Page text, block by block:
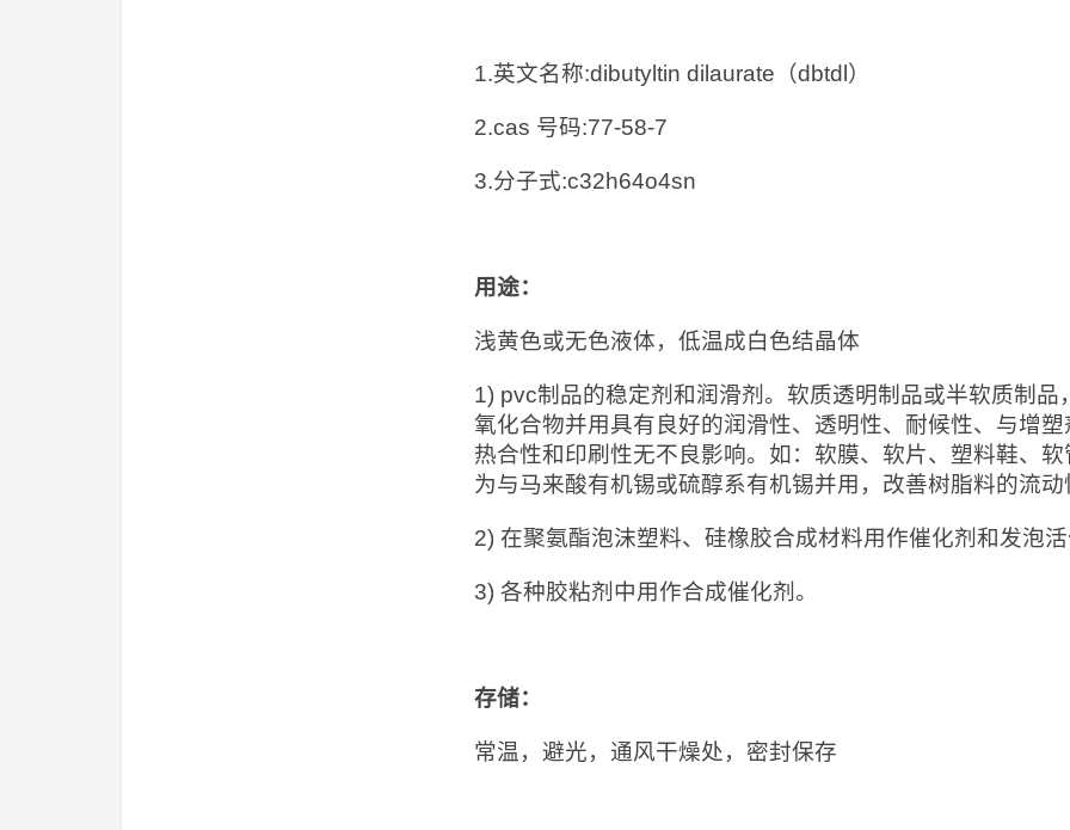
1.英文名称:dibutyltin dilaurate（dbtdl）
2.cas 号码:77-58-7
3.分子式:c32h64o4sn
用途：
浅黄色或无色液体，低温成白色结晶体
1) pvc制品的稳定剂和润滑剂。软质透明制品或半软质制
氧化合物并用具有良好的润滑性、透明性、耐候性、与增
热合性和印刷性无不良影响。如：软膜、软片、塑料鞋、
为与马来酸有机锡或硫醇系有机锡并用，改善树脂料的流动
2) 在聚氨酯泡沫塑料、硅橡胶合成材料用作催化剂和发泡
3) 各种胶粘剂中用作合成催化剂。
存储：
常温，避光，通风干燥处，密封保存